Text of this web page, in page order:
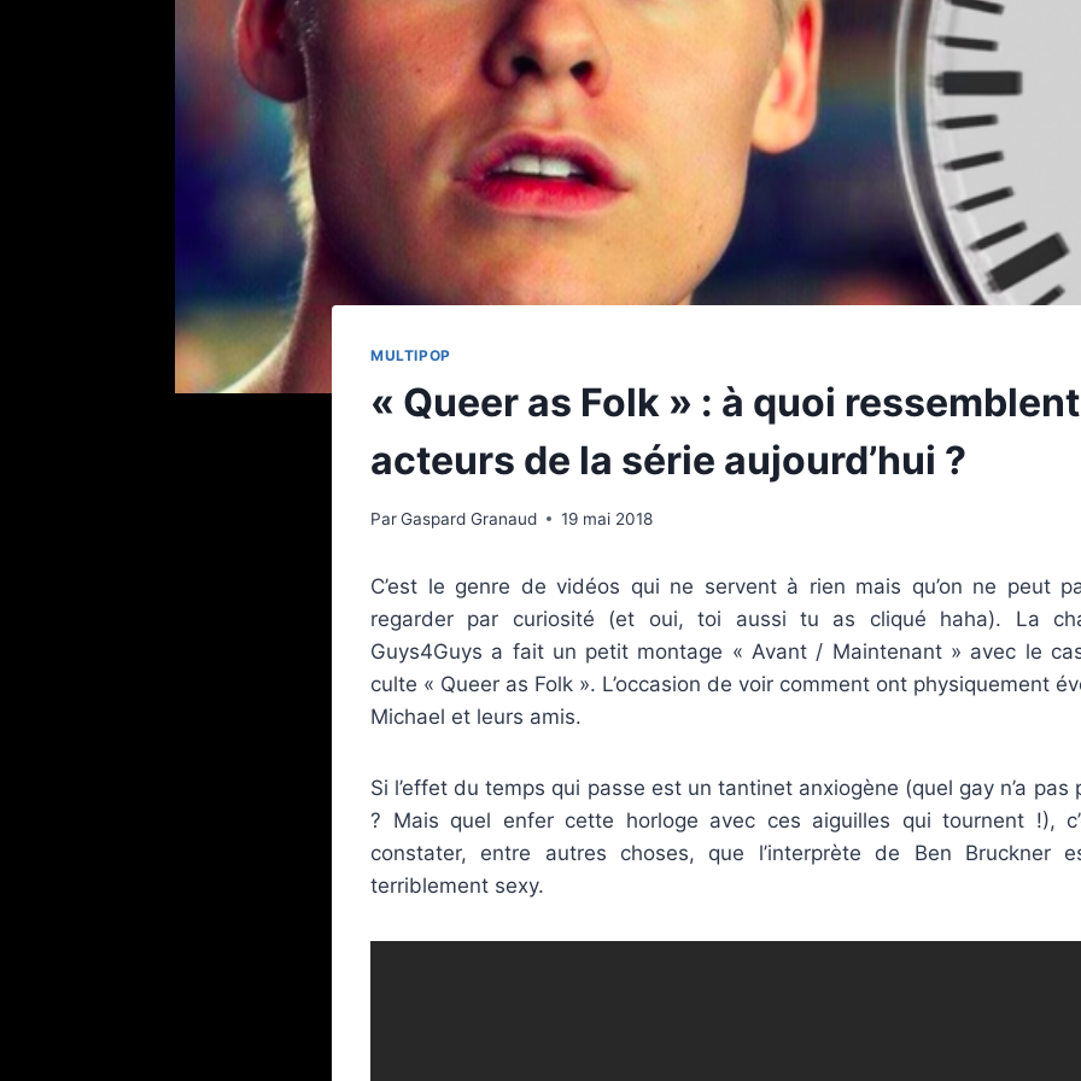
MULTIPOP
« Queer as Folk » : à quoi
acteurs de la série aujourd’hui ?
ParGaspard Granaud 19 mai 2018
C’est le genre de vidéos qui ne servent à rien mais qu’on ne peut
regarder par curiosité (et oui, toi aussi tu as cliqué haha). La
Guys4Guys a fait un petit montage « Avant / Maintenant » avec le
culte « Queer as Folk ». L’occasion de voir comment ont physiquement
Michael et leurs amis.
Si l’effet du temps qui passe est un tantinet anxiogène (quel gay n’a pas
? Mais quel enfer cette horloge avec ces aiguilles qui tournent !),
constater, entre autres choses, que l’interprète de Ben Bruckner
terriblement sexy.